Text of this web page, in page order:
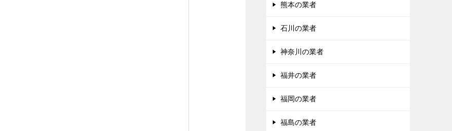
熊本の業者
石川の業者
神奈川の業者
福井の業者
福岡の業者
福島の業者